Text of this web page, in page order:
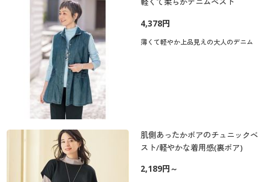
4,378円
薄くて軽やか上品見えの大人のデニム
肌側あったかボアのチュニックベ
スト/軽やかな着用感(裏ボア)
2,189円～